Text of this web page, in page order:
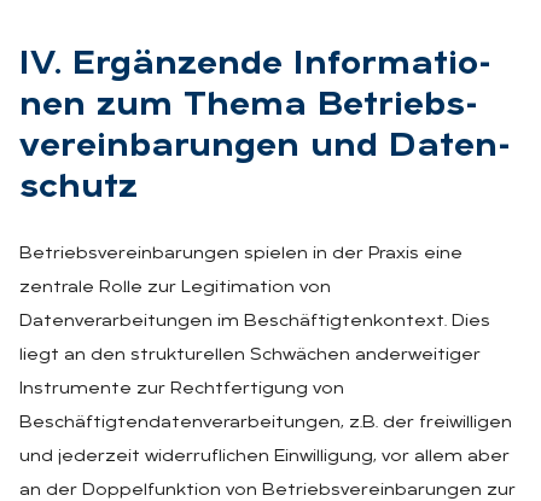
IV. Er­gän­zen­de In­for­ma­tio­
nen zum The­ma Be­triebs­
ver­ein­ba­run­gen und Da­ten­
schutz
Betriebsvereinbarungen spielen in der Praxis eine
zentrale Rolle zur Legitimation von
Datenverarbeitungen im Beschäftigtenkontext. Dies
liegt an den strukturellen Schwächen anderweitiger
Instrumente zur Rechtfertigung von
Beschäftigtendatenverarbeitungen, z.B. der freiwilligen
und jederzeit widerruflichen Einwilligung, vor allem aber
an der Doppelfunktion von Betriebsvereinbarungen zur